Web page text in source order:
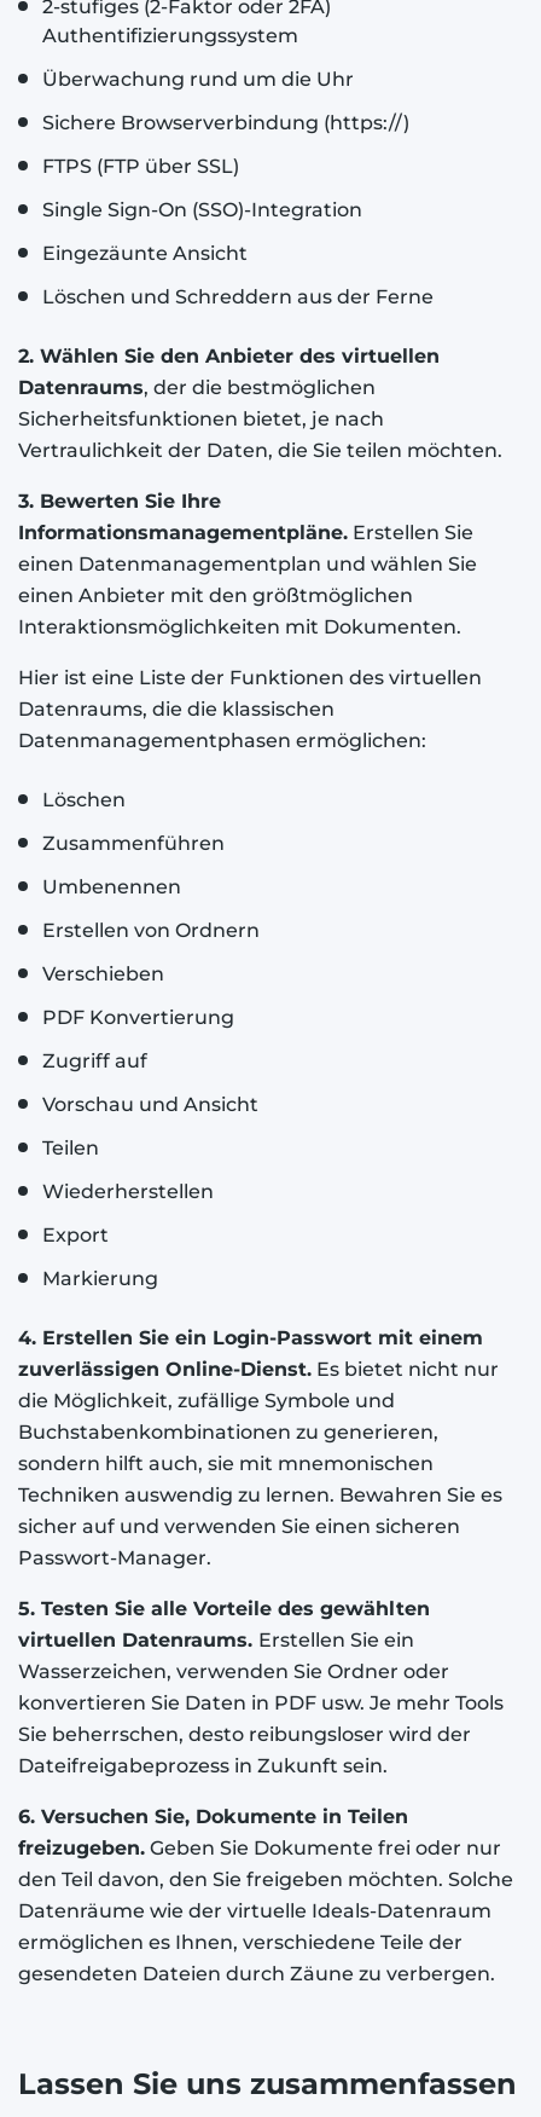
2-stufiges (2-Faktor oder 2FA)
Authentifizierungssystem
Überwachung rund um die Uhr
Sichere Browserverbindung (https://)
FTPS (FTP über SSL)
Single Sign-On (SSO)-Integration
Eingezäunte Ansicht
Löschen und Schreddern aus der Ferne
2. Wählen Sie den Anbieter des virtuellen
Datenraums, der die bestmöglichen
Sicherheitsfunktionen bietet, je nach
Vertraulichkeit der Daten, die Sie teilen möchten.
3. Bewerten Sie Ihre
Informationsmanagementpläne. Erstellen Sie
einen Datenmanagementplan und wählen Sie
einen Anbieter mit den größtmöglichen
Interaktionsmöglichkeiten mit Dokumenten.
Hier ist eine Liste der Funktionen des virtuellen
Datenraums, die die klassischen
Datenmanagementphasen ermöglichen:
Löschen
Zusammenführen
Umbenennen
Erstellen von Ordnern
Verschieben
PDF Konvertierung
Zugriff auf
Vorschau und Ansicht
Teilen
Wiederherstellen
Export
Markierung
4. Erstellen Sie ein Login-Passwort mit einem
zuverlässigen Online-Dienst. Es bietet nicht nur
die Möglichkeit, zufällige Symbole und
Buchstabenkombinationen zu generieren,
sondern hilft auch, sie mit mnemonischen
Techniken auswendig zu lernen. Bewahren Sie es
sicher auf und verwenden Sie einen sicheren
Passwort-Manager.
5. Testen Sie alle Vorteile des gewählten
virtuellen Datenraums. Erstellen Sie ein
Wasserzeichen, verwenden Sie Ordner oder
konvertieren Sie Daten in PDF usw. Je mehr Tools
Sie beherrschen, desto reibungsloser wird der
Dateifreigabeprozess in Zukunft sein.
6. Versuchen Sie, Dokumente in Teilen
freizugeben. Geben Sie Dokumente frei oder nur
den Teil davon, den Sie freigeben möchten. Solche
Datenräume wie der virtuelle Ideals-Datenraum
ermöglichen es Ihnen, verschiedene Teile der
gesendeten Dateien durch Zäune zu verbergen.
Lassen Sie uns zusammenfassen